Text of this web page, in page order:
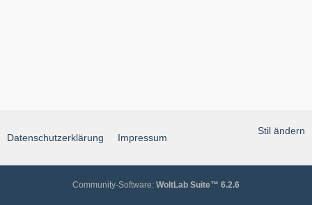
Stil ändern
Datenschutzerklärung Impressum
Community-Software: WoltLab Suite™ 6.2.6